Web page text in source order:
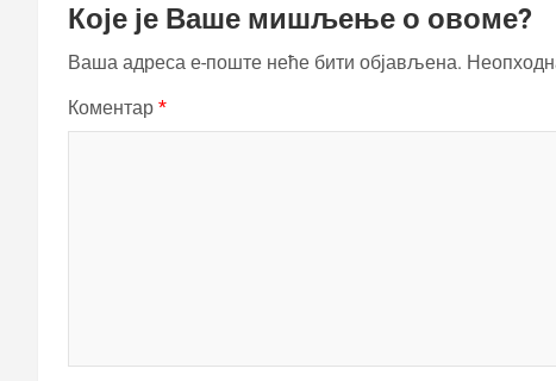
Које је Ваше мишљење о овоме?
Ваша адреса е-поште неће бити објављена.
Коментар *